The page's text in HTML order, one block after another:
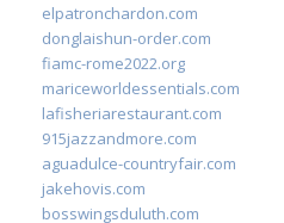
elpatronchardon.com
donglaishun-order.com
fiamc-rome2022.org
mariceworldessentials.com
lafisheriarestaurant.com
915jazzandmore.com
aguadulce-countryfair.com
jakehovis.com
bosswingsduluth.com